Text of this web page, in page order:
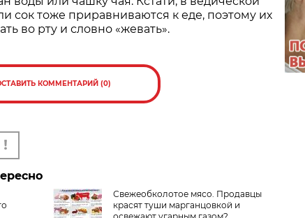
сок тоже приравниваются к еде, поэтому их
во рту и словно «жевать».
КОММЕНТАРИЙ (0)
Свежеобколотое мясо. Продавцы
красят туши марганцовкой и